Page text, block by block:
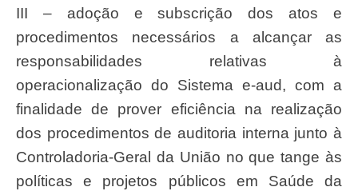
III – adoção e subscrição dos atos e
procedimentos necessários a alcançar as
responsabilidades relativas à
operacionalização do Sistema e-aud, com a
finalidade de prover eficiência na realização
dos procedimentos de auditoria interna junto à
Controladoria-Geral da União no que tange às
políticas e projetos públicos em Saúde da